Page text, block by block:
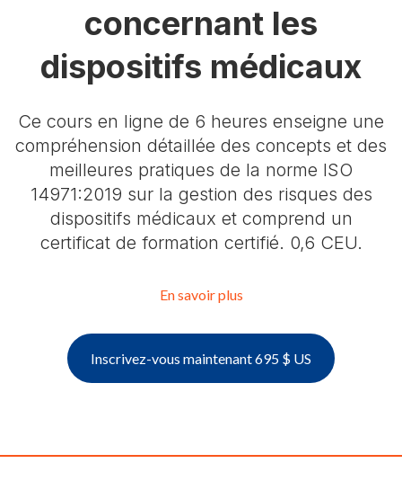
concernant les
dispositifs médicaux
Ce cours en ligne de 6 heures enseigne une
compréhension détaillée des concepts et des
meilleures pratiques de la norme ISO
14971:2019 sur la gestion des risques des
dispositifs médicaux et comprend un
certificat de formation certifié. 0,6 CEU.
En savoir plus
Inscrivez-vous maintenant 695 $ US